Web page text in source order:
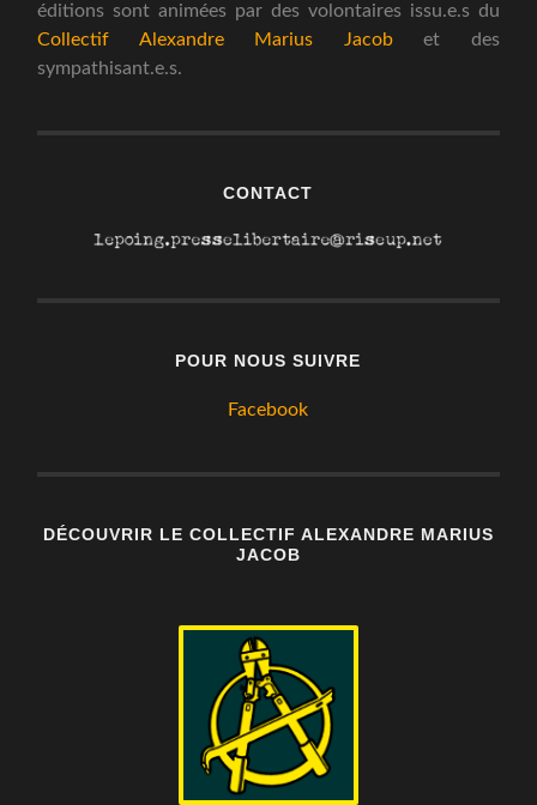
éditions sont animées par des volontaires issu.e.s du
Collectif Alexandre Marius Jacobet des
sympathisant.e.s.
CONTACT
POUR NOUS SUIVRE
Facebook
DÉCOUVRIR LE COLLECTIF ALEXANDRE MARIUS
JACOB